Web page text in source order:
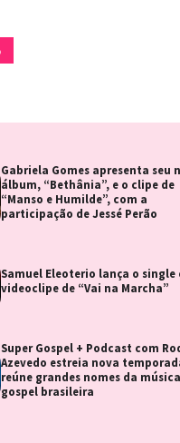
Gabriela Gomes apresenta seu
álbum, “Bethânia”, e o clipe de
“Manso e Humilde”, com a
participação de Jessé Perão
Samuel Eleoterio lança o single
videoclipe de “Vai na Marcha”
Super Gospel + Podcast com
Azevedo estreia nova
reúne grandes nomes da música
gospel brasileira